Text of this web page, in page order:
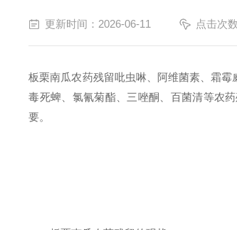
更新时间：2026-06-11 点击次
板栗南瓜农药残留吡虫啉、阿维菌素、霜霉
毒死蜱、氯氰菊酯、三唑酮、百菌清等农
要。